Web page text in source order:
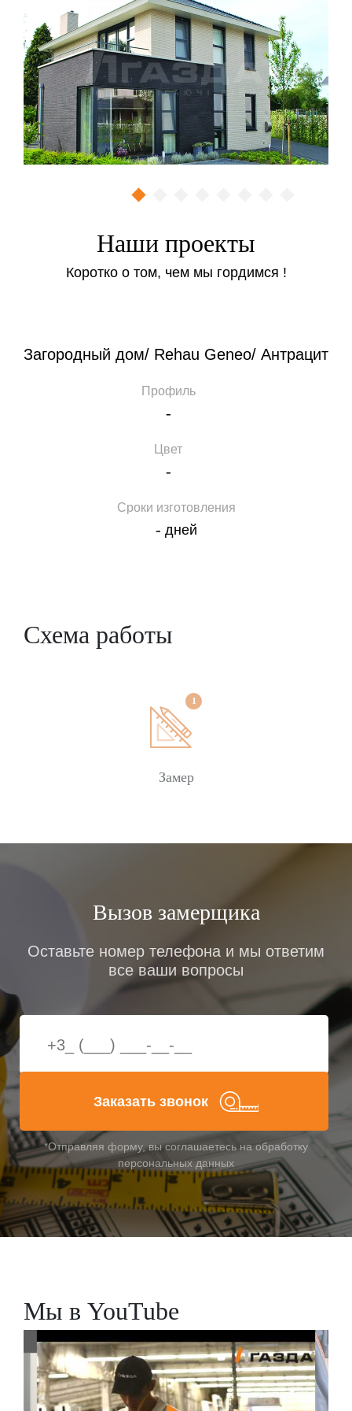
случае обеспечивается увеличение коэффициента
сопротивления теплопередаче — 1,06 м²K/Вт (при
двух контурах он равен 1,00 м²K/Вт).
Более высокими эксплуатационными свойствами
на фоне Synego в настоящее время обладают
лишь профили Geneo, которые в свою очередь
стоят дороже.
Наши проекты
Коротко о том, чем мы гордимся !
Загородный дом/ Rehau Geneo/ Антрацит
Профиль
-
Цвет
-
Сроки изготовления
- дней
Схема работы
Замер
Вызов замерщика
Оставьте номер телефона и мы ответим
все ваши вопросы
Заказать звонок
*Отправляя форму, вы соглашаетесь на обработку
персональных данных
Мы в YouTube